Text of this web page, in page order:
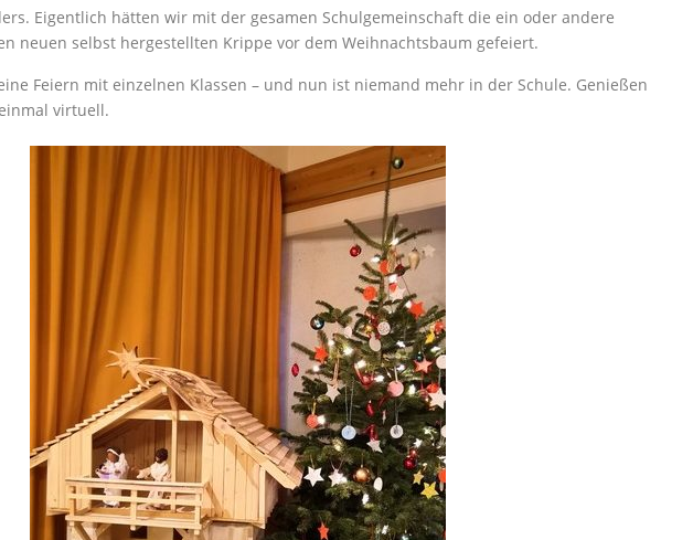
Eigentlich hätten wir mit der gesamen Schulgemeinschaft die ein oder andere
neuen selbst hergestellten Krippe vor dem Weihnachtsbaum gefeiert.
Feiern mit einzelnen Klassen – und nun ist niemand mehr in der Schule. Genießen
virtuell.